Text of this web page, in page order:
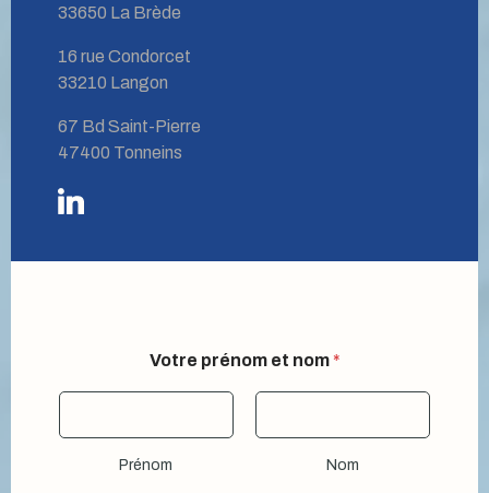
33650 La Brède
16 rue Condorcet
33210 Langon
67 Bd Saint-Pierre
47400 Tonneins
Votre prénom et nom *
Prénom Nom